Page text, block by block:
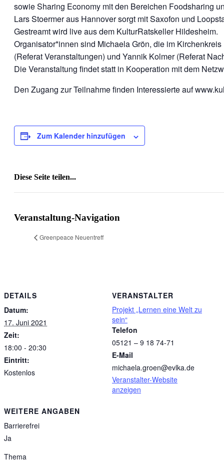
sowie Sharing Economy mit den Bereichen Foodsharing
Lars Stoermer aus Hannover sorgt mit Saxofon und
Gestreamt wird live aus dem KulturRatskeller Hildesheim.
Organisator*innen sind Michaela Grön, die im
(Referat Veranstaltungen) und Yannik Kolmer (Referat
Die Veranstaltung findet statt in Kooperation mit dem
Den Zugang zur Teilnahme finden Interessierte auf
Zum Kalender hinzufügen
Diese Seite teilen...
Veranstaltung-Navigation
Greenpeace Neuentreff
DETAILS
Datum:
17. Juni 2021
Zeit:
18:00 - 20:30
Eintritt:
Kostenlos
VERANSTALTER
Projekt „Lernen eine Welt zu
sein“
Telefon
05121 – 9 18 74-71
E-Mail
michaela.groen@evlka.de
Veranstalter-Website
anzeigen
WEITERE ANGABEN
Barrierefrei
Ja
Thema